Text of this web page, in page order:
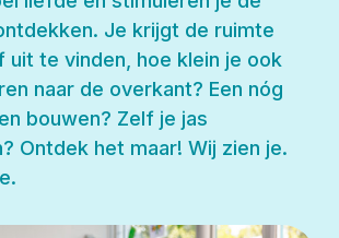
Je krijgt de ruimte
uit te vinden, hoe klein je ook
naar de overkant? Een nóg
bouwen? Zelf je jas
Ontdek het maar! Wij zien je.